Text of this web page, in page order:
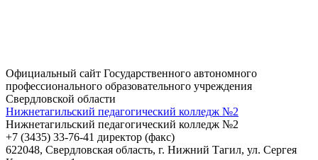
Официальный сайт Государственного автономного
профессионального образовательного учреждения
Свердловской области
Нижнетагильский педагогический колледж №2
Нижнетагильский педагогический колледж №2
+7 (3435) 33-76-41 директор (факс)
622048, Свердловская область, г. Нижний Тагил, ул. Сергея